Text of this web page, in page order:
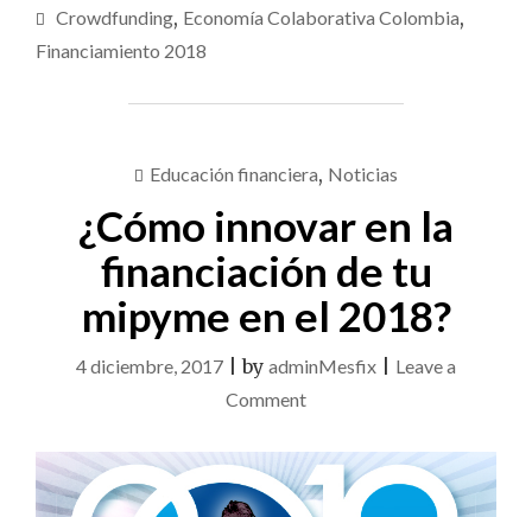
DE
Crowdfunding, Economía Colaborativa Colombia,
Financiamiento 2018
Educación financiera, Noticias
¿Cómo innovar en la
financiación de tu
mipyme en el 2018?
4 diciembre, 2017 |by adminMesfix
Leave a
Commenton
innovar
en